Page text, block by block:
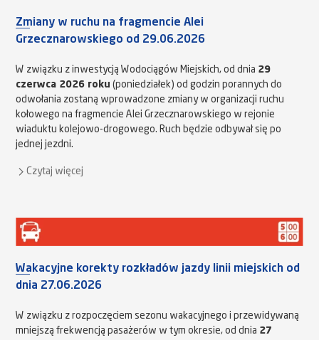
Zmiany w ruchu na fragmencie Alei
Grzecznarowskiego od 29.06.2026
W związku z inwestycją Wodociągów Miejskich, od dnia 29
czerwca 2026 roku (poniedziałek) od godzin porannych do
odwołania zostaną wprowadzone zmiany w organizacji ruchu
kołowego na fragmencie Alei Grzecznarowskiego w rejonie
wiaduktu kolejowo-drogowego. Ruch będzie odbywał się po
jednej jezdni.
Czytaj więcej
Wakacyjne korekty rozkładów jazdy linii miejskich od
dnia 27.06.2026
W związku z rozpoczęciem sezonu wakacyjnego i przewidywaną
mniejszą frekwencją pasażerów w tym okresie, od dnia 27